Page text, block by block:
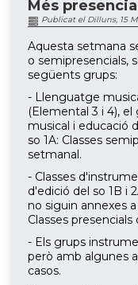
Més
Publicat el Dilluns, 15
Aquesta setmana
o semipresencials,
següents grups:
- Llenguatge
(Elemental 3 i 4),
musical i educació
so 1A: Classes
setmanal.
- Classes
d'edició del so 1B i
no siguin annexes
Classes
- Els grups
però amb algunes
casos.